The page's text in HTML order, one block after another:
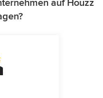
auf Houzz